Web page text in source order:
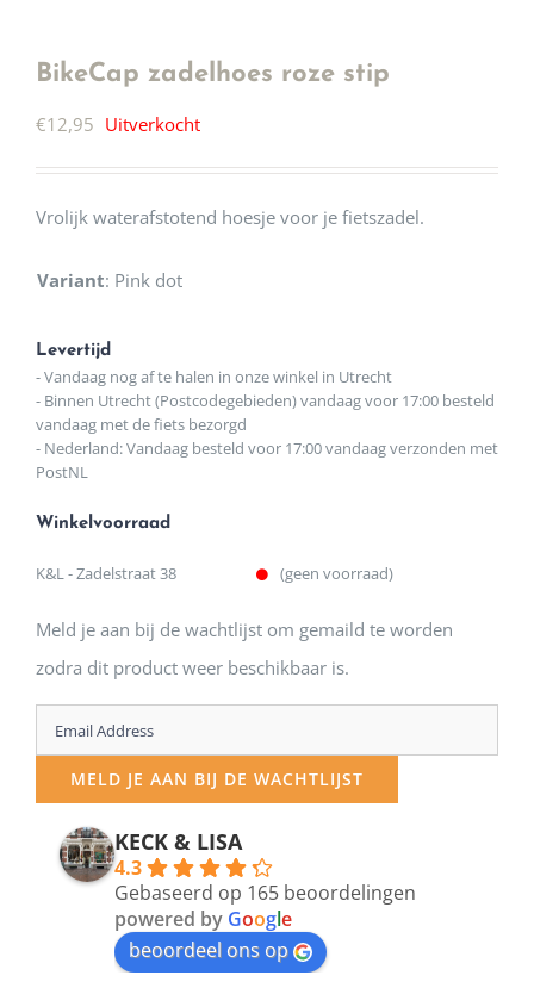
BikeCap zadelhoes roze stip
€12,95 Uitverkocht
Vrolijk waterafstotend hoesje voor je fietszadel.
Variant: Pink dot
Levertijd
- Vandaag nog af te halen in onze winkel in Utrecht
- Binnen Utrecht (Postcodegebieden) vandaag voor 17:00 besteld
vandaag met de fiets bezorgd
- Nederland: Vandaag besteld voor 17:00 vandaag verzonden met
PostNL
Winkelvoorraad
K&L - Zadelstraat 38 (geen voorraad)
Meld je aan bij de wachtlijst om gemaild te worden
zodra dit product weer beschikbaar is.
Enter
your
email
address
MELD JE AAN BIJ DE WACHTLIJST
KECK & LISA
4.3
Gebaseerd op 165 beoordelingen
powered by Google
beoordeel ons op